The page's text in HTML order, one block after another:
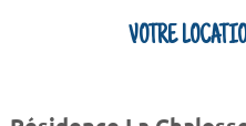
VOTRE